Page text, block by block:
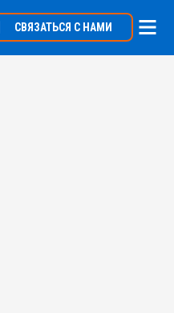
СВЯЗАТЬСЯ С НАМИ